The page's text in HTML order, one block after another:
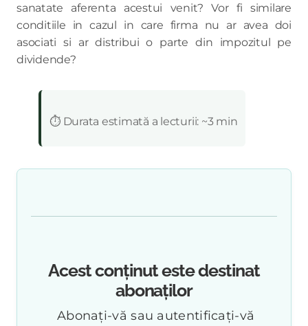
sanatate aferenta acestui venit? Vor fi similare
conditiile in cazul in care firma nu ar avea doi
asociati si ar distribui o parte din impozitul pe
dividende?
⏱️ Durata estimată a lecturii: ~3 min
Acest conținut este destinat
abonaților
Abonați-vă sau autentificați-vă